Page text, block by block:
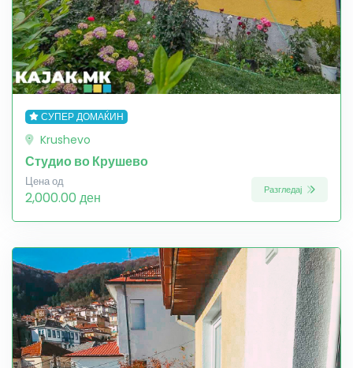
СУПЕР ДОМАЌИН
Krushevo
Студио во Крушево
Цена од
2,000.00 ден Разгледај